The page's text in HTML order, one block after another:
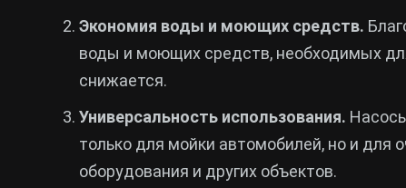
Экономия воды и моющих средств.
воды и моющих средств, необходимых
снижается.
Универсальность использования.
только для мойки автомобилей, но и для
оборудования и других объектов.